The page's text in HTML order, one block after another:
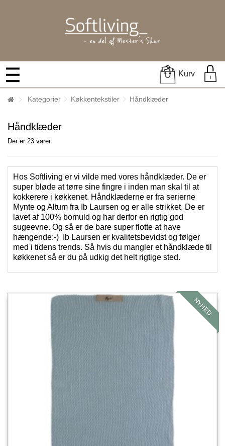
Kurv
Kategorier Køkkentekstiler Håndklæder
Håndklæder
Der er 23 varer.
Hos Softliving er vi vilde med vores håndklæder. De er
super bløde at tørre sine fingre i inden man skal til at
kokkerere i køkkenet. Håndklæderne er fra serierne
Mynte og Altum fra Ib Laursen og er alle strikket. De er
lavet af 100% bomuld og har derfor en rigtig god
sugeevne. Og så er de bare super flotte at have
hængende:-) Ib Laursen er kvalitetsbevidst og følger
med i tidens trends. Så hvis du mangler et håndklæde til
køkkenet så er du på udkig det helt rigtige sted.
NYHED